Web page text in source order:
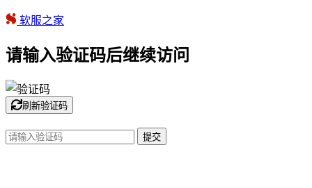
软服之家
请输入验证码后继续访问
刷新验证码